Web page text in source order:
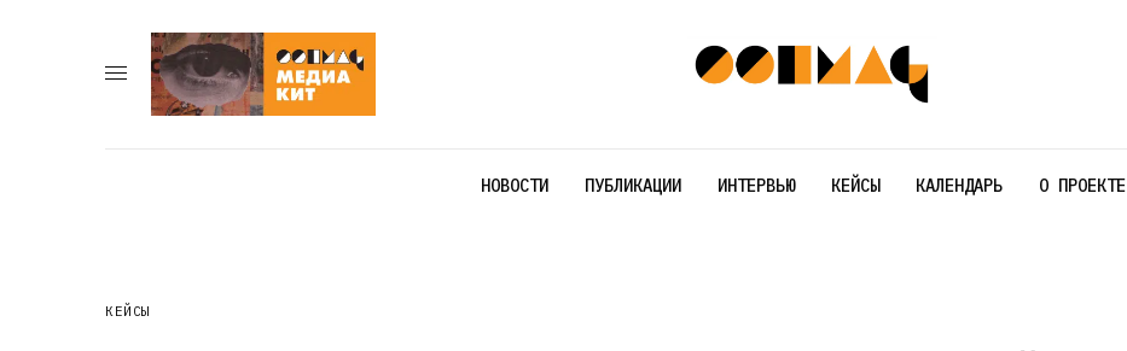
НОВОСТИ ПУБЛИКАЦИИ ИНТЕРВЬЮ КЕЙСЫ КАЛЕНДАРЬ О ПРОЕКТЕ
КЕЙСЫ